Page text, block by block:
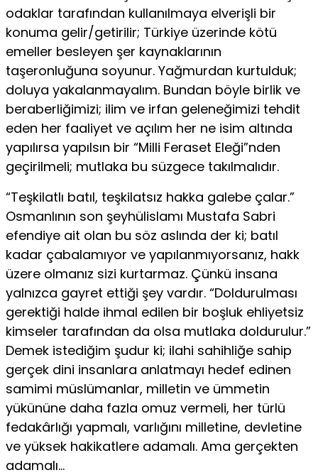
odaklar tarafından kullanılmaya elverişli bir
konuma gelir/getirilir; Türkiye üzerinde kötü
emeller besleyen şer kaynaklarının
taşeronluğuna soyunur. Yağmurdan kurtulduk;
doluya yakalanmayalım. Bundan böyle birlik ve
beraberliğimizi; ilim ve irfan geleneğimizi tehdit
eden her faaliyet ve açılım her ne isim altında
yapılırsa yapılsın bir “Milli Feraset Eleği”nden
geçirilmeli; mutlaka bu süzgece takılmalıdır.
“Teşkilatlı batıl, teşkilatsız hakka galebe çalar.”
Osmanlının son şeyhülislamı Mustafa Sabri
efendiye ait olan bu söz aslında der ki; batıl
kadar çabalamıyor ve yapılanmıyorsanız, hakk
üzere olmanız sizi kurtarmaz. Çünkü insana
yalnızca gayret ettiği şey vardır. “Doldurulması
gerektiği halde ihmal edilen bir boşluk ehliyetsiz
kimseler tarafından da olsa mutlaka doldurulur.”
Demek istediğim şudur ki; ilahi sahihliğe sahip
gerçek dini insanlara anlatmayı hedef edinen
samimi müslümanlar, milletin ve ümmetin
yükününe daha fazla omuz vermeli, her türlü
fedakârlığı yapmalı, varlığını milletine, devletine
ve yüksek hakikatlere adamalı. Ama gerçekten
adamalı…